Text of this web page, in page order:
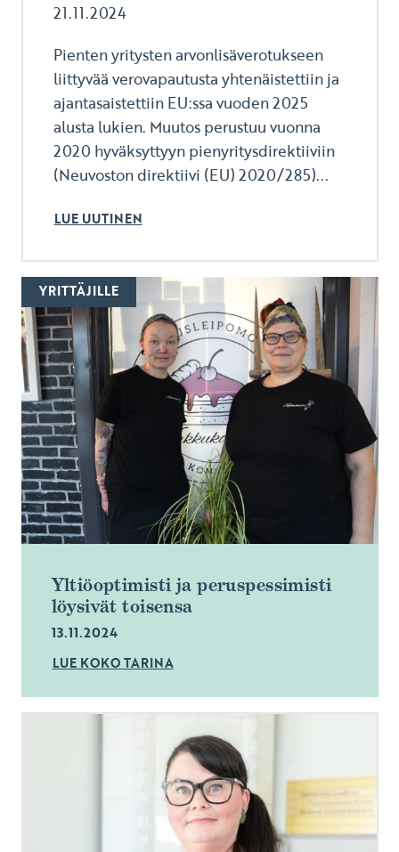
21.11.2024
Pienten yritysten arvonlisäverotukseen
liittyvää verovapautusta yhtenäistettiin ja
ajantasaistettiin EU:ssa vuoden 2025
alusta lukien. Muutos perustuu vuonna
2020 hyväksyttyyn pienyritysdirektiiviin
(Neuvoston direktiivi (EU) 2020/285)...
LUE UUTINEN
YRITTÄJILLE
Yltiöoptimisti ja peruspessimisti
löysivät toisensa
13.11.2024
LUE KOKO TARINA